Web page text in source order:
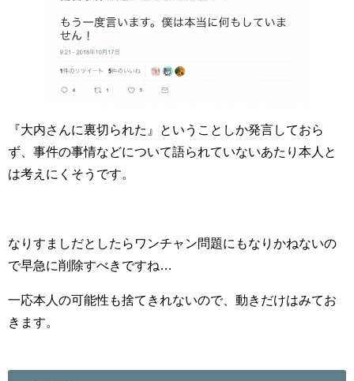
『大内さんに裏切られた』ということしか発言しておら
ず、事件の事情などについて語られていないあたり本人と
は考えにくそうです。
なりすましだとしたらワンチャン問題にもなりかねないの
で早急に削除すべきですね…
一応本人の可能性も捨てきれないので、動きだけはみてお
きます。